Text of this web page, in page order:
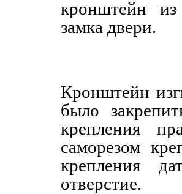
кронштейн из
замка двери.
Кронштейн
было
крепления
саморезом
крепления
отверстие.